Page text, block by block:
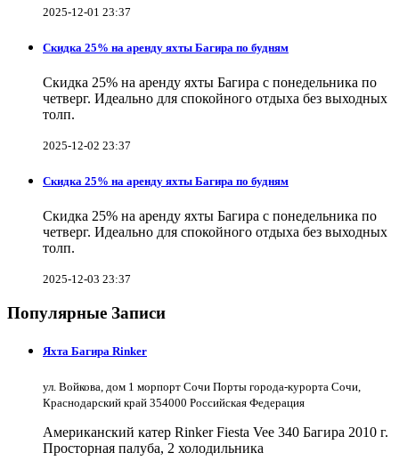
2025-12-01 23:37
Скидка 25% на аренду яхты Багира по будням
Скидка 25% на аренду яхты Багира с понедельника по
четверг. Идеально для спокойного отдыха без выходных
толп.
2025-12-02 23:37
Скидка 25% на аренду яхты Багира по будням
Скидка 25% на аренду яхты Багира с понедельника по
четверг. Идеально для спокойного отдыха без выходных
толп.
2025-12-03 23:37
Популярные Записи
Яхта Багира Rinker
ул. Войкова, дом 1 морпорт Сочи Порты города-курорта Сочи,
Краснодарский край 354000 Российская Федерация
Американский катер Rinker Fiesta Vee 340 Багира 2010 г.
Просторная палуба, 2 холодильника